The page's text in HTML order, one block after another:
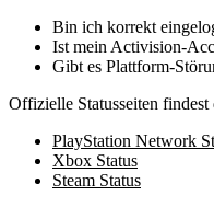
Bin ich korrekt
Ist mein Activision-
Gibt es Plattform-
Offizielle Statusseiten findest
PlayStation Network
Xbox Status
Steam Status